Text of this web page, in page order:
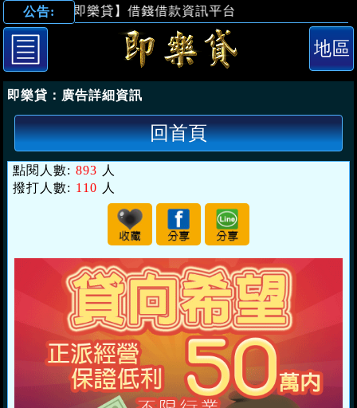
公告:【即樂貸】借錢借款資訊平台
即樂貸： 廣告詳細資訊
回首頁
點閱人數: 893 人
撥打人數: 110 人